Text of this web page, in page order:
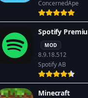
ConcernedApe
Spotify
MOD
8.9.18.512
Spotify AB
Minecraft